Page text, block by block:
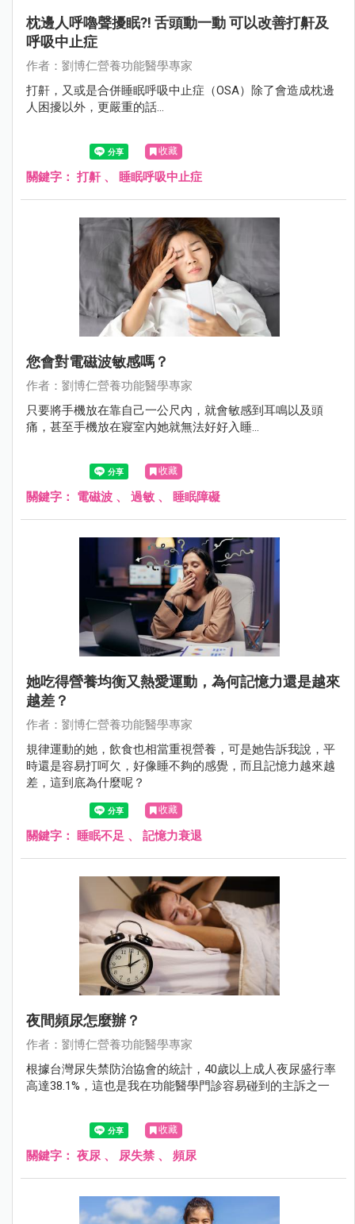
枕邊人呼嚕聲擾眠?! 舌頭動一動 可以改善打鼾及
呼吸中止症
作者：劉博仁營養功能醫學專家
打鼾，又或是合併睡眠呼吸中止症（OSA）除了會造成枕邊
人困擾以外，更嚴重的話...
收藏
關鍵字： 打鼾、 睡眠呼吸中止症
您會對電磁波敏感嗎？
作者：劉博仁營養功能醫學專家
只要將手機放在靠自己一公尺內，就會敏感到耳鳴以及頭
痛，甚至手機放在寢室內她就無法好好入睡...
收藏
關鍵字： 電磁波 、 過敏 、 睡眠障礙
她吃得營養均衡又熱愛運動，為何記憶力還是越來
越差？
作者：劉博仁營養功能醫學專家
規律運動的她，飲食也相當重視營養，可是她告訴我說，平
時還是容易打呵欠，好像睡不夠的感覺，而且記憶力越來越
差，這到底為什麼呢？
收藏
關鍵字： 睡眠不足 、 記憶力衰退
夜間頻尿怎麼辦？
作者：劉博仁營養功能醫學專家
根據台灣尿失禁防治協會的統計，40歲以上成人夜尿盛行率
高達38.1%，這也是我在功能醫學門診容易碰到的主訴之一
收藏
關鍵字： 夜尿 、 尿失禁 、 頻尿